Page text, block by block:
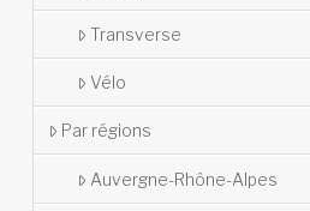
Transverse
Vélo
Par régions
Auvergne-Rhône-Alpes